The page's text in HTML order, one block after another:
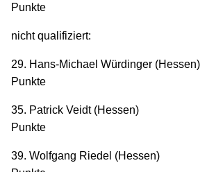
Punkte
nicht qualifiziert:
29. Hans-Michael
Punkte
35. Patrick Veidt
Punkte
39. Wolfgang Riedel